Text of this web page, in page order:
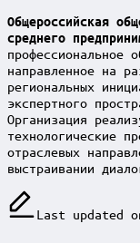
Общероссийская
среднего
профессиональное
направленное на
региональных
экспертного
Организация
технологические
отраслевых
выстраивании
Last updated